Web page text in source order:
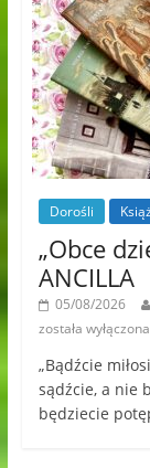
Dorośli
„Obce
ANCILLA
05/08/2026
została wyłączona
„Bądźcie
sądźcie, a nie
będziecie